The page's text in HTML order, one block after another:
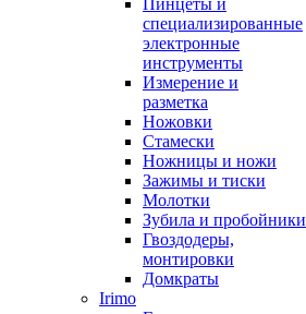
Пинцеты и
специализированные
электронные
инструменты
Измерение и
разметка
Ножовки
Стамески
Ножницы и ножи
Зажимы и тиски
Молотки
Зубила и пробойники
Гвоздодеры,
монтировки
Домкраты
Irimo